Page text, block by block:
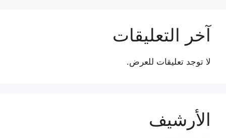
آخر التعليقات
لا توجد تعليقات للعرض.
الأرشيف